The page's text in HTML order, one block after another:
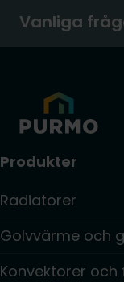
Vanliga
Produkter
Radiatorer
Golvvärme och
Konvektorer